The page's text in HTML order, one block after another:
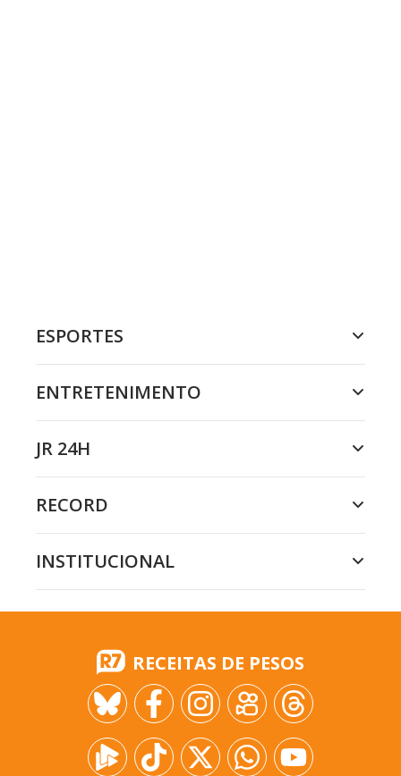
ESPORTES
ENTRETENIMENTO
JR 24H
RECORD
INSTITUCIONAL
RECEITAS DE PESOS